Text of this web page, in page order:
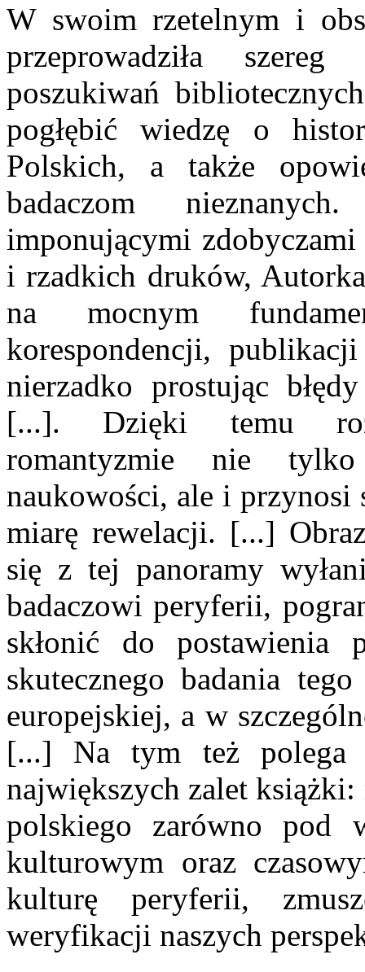
W swoim rzetelnym i
przeprowadziła
poszukiwań
pogłębić wiedzę o
Polskich, a także
badaczom
imponującymi
i rzadkich druków,
na mocnym
korespondencji,
nierzadko prostując
[...]. Dzięki temu
romantyzmie nie
naukowości, ale i przynosi
miarę rewelacji. [...]
się z tej panoramy
badaczowi peryferii,
skłonić do
skutecznego badania
europejskiej, a w
[...] Na tym też polega
największych zalet
polskiego zarówno pod
kulturowym oraz
kulturę peryferii,
weryfikacji naszych